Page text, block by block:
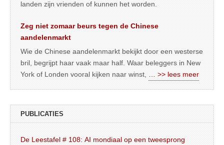
landen zijn vrienden of kunnen het worden.
Zeg niet zomaar beurs tegen de Chinese
aandelenmarkt
Wie de Chinese aandelenmarkt bekijkt door een westerse
bril, begrijpt haar vaak maar half. Waar beleggers in New
York of Londen vooral kijken naar winst,
… >> lees meer
PUBLICATIES
De Leestafel # 108: AI mondiaal op een tweesprong